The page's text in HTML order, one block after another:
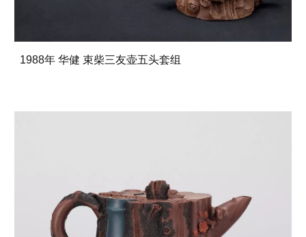
1988年 华健 束柴三友壶五头套组